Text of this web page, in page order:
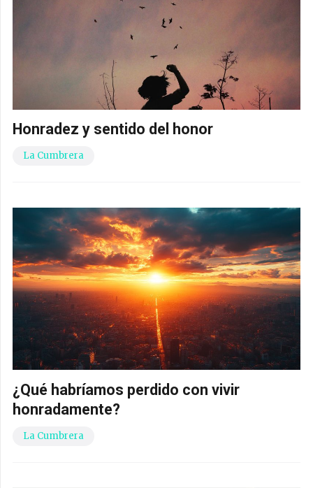
Honradez y sentido del honor
La Cumbrera
¿Qué habríamos perdido con vivir
honradamente?
La Cumbrera